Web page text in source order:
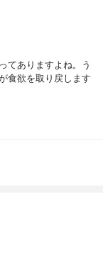
てありますよね。う
食欲を取り戻します